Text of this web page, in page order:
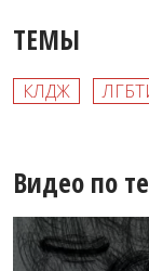
ТЕМЫ
КЛДЖ
Видео по